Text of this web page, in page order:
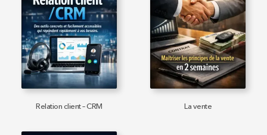
Relation client – CRM La vente